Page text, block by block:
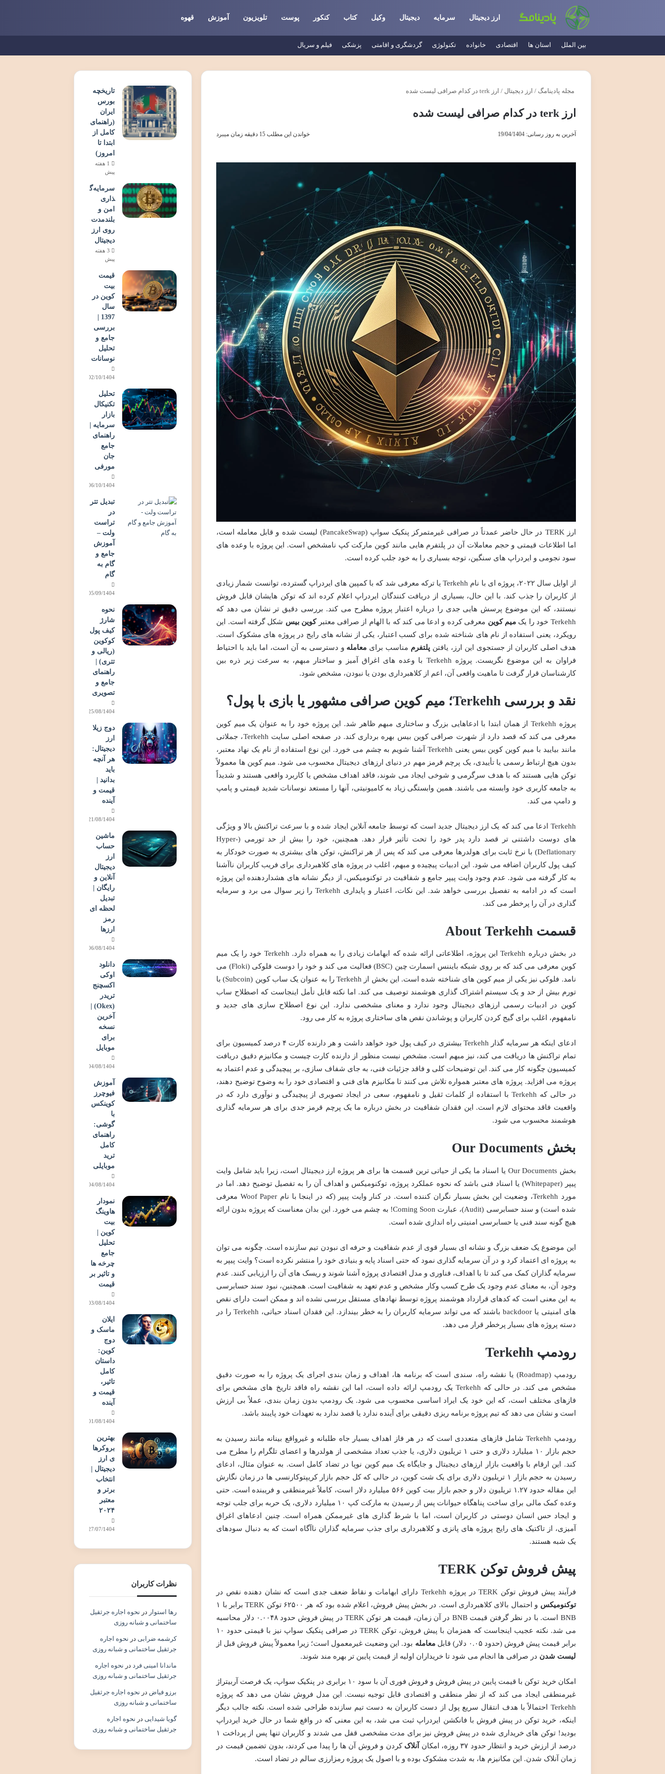
ارز دیجیتال سرمایه دیجیتال وکیل کتاب کنکور پوست تلویزیون آموزش قهوه
بین الملل استان ها اقتصادی خانواده تکنولوژی گردشگری و اقامتی پزشکی فیلم و سریال
مجله پادینامگ / ارز دیجیتال / ارز terk در کدام صرافی لیست شده
ارز terk در کدام صرافی لیست شده
آخرین به روز رسانی: 19/04/1404 خواندن این مطلب 15 دقیقه زمان میبرد
ارز TERK در حال حاضر عمدتاً در صرافی غیرمتمرکز پنکیک سواپ (PancakeSwap) لیست شده و قابل معامله است،
اما اطلاعات قیمتی و حجم معاملات آن در پلتفرم هایی مانند کوین مارکت کپ نامشخص است. این پروژه با وعده های
سود نجومی و ایردراپ های سنگین، توجه بسیاری را به خود جلب کرده است.
از اوایل سال ۲۰۲۲، پروژه ای با نام Terkehh یا ترکه معرفی شد که با کمپین های ایردراپ گسترده، توانست شمار زیادی
از کاربران را جذب کند. با این حال، بسیاری از دریافت کنندگان ایردراپ اعلام کرده اند که توکن هایشان قابل فروش
نیستند، که این موضوع پرسش هایی جدی را درباره اعتبار پروژه مطرح می کند. بررسی دقیق تر نشان می دهد که
Terkehh خود را یک
میم کوین معرفی کرده و ادعا می کند که با الهام از صرافی معتبرکوین بیس شکل گرفته است. این
رویکرد، یعنی استفاده از نام های شناخته شده برای کسب اعتبار، یکی از نشانه های رایج در پروژه های مشکوک است.
هدف اصلی کاربران از جستجوی این ارز، یافتن پلتفرم مناسب برای معامله و دسترسی به آن است، اما باید با احتیاط
فراوان به این موضوع نگریست. پروژه Terkehh با وعده های اغراق آمیز و ساختار مبهم، به سرعت زیر ذره بین
کارشناسان قرار گرفت تا ماهیت واقعی آن، اعم از کلاهبرداری بودن یا نبودن، مشخص شود.
نقد و بررسی Terkehh؛ میم کوین صرافی مشهور یا بازی با پول؟
پروژه Terkehh از همان ابتدا با ادعاهایی بزرگ و ساختاری مبهم ظاهر شد. این پروژه خود را به عنوان یک میم کوین
معرفی می کند که قصد دارد از شهرت صرافی کوین بیس بهره برداری کند. در صفحه اصلی سایت Terkehh، جملاتی
مانند بیایید با میم کوین کوین بیس یعنی Terkehh آشنا شویم به چشم می خورد. این نوع استفاده از نام یک نهاد معتبر،
بدون هیچ ارتباط رسمی یا تأییدی، یک پرچم قرمز مهم در دنیای ارزهای دیجیتال محسوب می شود. میم کوین ها معمولاً
توکن هایی هستند که با هدف سرگرمی و شوخی ایجاد می شوند، فاقد اهداف مشخص یا کاربرد واقعی هستند و شدیداً
به جامعه کاربری خود وابسته می باشند. همین وابستگی زیاد به کامیونیتی، آنها را مستعد نوسانات شدید قیمتی و پامپ
و دامپ می کند.
Terkehh ادعا می کند که یک ارز دیجیتال جدید است که توسط جامعه آنلاین ایجاد شده و با سرعت تراکنش بالا و ویژگی
های دوست داشتنی تر قصد دارد پدر خود را تحت تأثیر قرار دهد. همچنین، خود را بیش از حد تورمی (Hyper-
Deflationary) با نرخ ثابت برای هولدرها معرفی می کند که پس از هر تراکنش، توکن های بیشتری به صورت خودکار به
کیف پول کاربران اضافه می شود. این ادبیات پیچیده و مبهم، اغلب در پروژه های کلاهبرداری برای فریب کاربران ناآشنا
به کار گرفته می شود. عدم وجود وایت پیپر جامع و شفافیت در توکنومیکس، از دیگر نشانه های هشداردهنده این پروژه
است که در ادامه به تفصیل بررسی خواهد شد. این نکات، اعتبار و پایداری Terkehh را زیر سوال می برد و سرمایه
گذاری در آن را پرخطر می کند.
قسمت About Terkehh
در بخش درباره Terkehh این پروژه، اطلاعاتی ارائه شده که ابهامات زیادی را به همراه دارد. Terkehh خود را یک میم
کوین معرفی می کند که بر روی شبکه بایننس اسمارت چین (BSC) فعالیت می کند و خود را دوست فلوکی (Floki) می
نامد. فلوکی نیز یکی از میم کوین های شناخته شده است. این بخش از Terkehh را به عنوان یک ساب کوین (Subcoin) با
تورم بیش از حد و یک سیستم اشتراک گذاری هوشمند توصیف می کند. اما نکته قابل تأمل اینجاست که اصطلاح ساب
کوین در ادبیات رسمی ارزهای دیجیتال وجود ندارد و معنای مشخصی ندارد. این نوع اصطلاح سازی های جدید و
نامفهوم، اغلب برای گیج کردن کاربران و پوشاندن نقص های ساختاری پروژه به کار می رود.
ادعای اینکه هر سرمایه گذار Terkehh بیشتری در کیف پول خود خواهد داشت و هر دارنده کارت ۴ درصد کمیسیون برای
تمام تراکنش ها دریافت می کند، نیز مبهم است. مشخص نیست منظور از دارنده کارت چیست و مکانیزم دقیق دریافت
کمیسیون چگونه کار می کند. این توضیحات کلی و فاقد جزئیات فنی، به جای شفاف سازی، بر پیچیدگی و عدم اعتماد به
پروژه می افزاید. پروژه های معتبر همواره تلاش می کنند تا مکانیزم های فنی و اقتصادی خود را به وضوح توضیح دهند،
در حالی که Terkehh با استفاده از کلمات ثقیل و نامفهوم، سعی در ایجاد تصویری از پیچیدگی و نوآوری دارد که در
واقعیت فاقد محتوای لازم است. این فقدان شفافیت در بخش درباره ما یک پرچم قرمز جدی برای هر سرمایه گذاری
هوشمند محسوب می شود.
بخش Our Documents
بخش Our Documents یا اسناد ما یکی از حیاتی ترین قسمت ها برای هر پروژه ارز دیجیتال است، زیرا باید شامل وایت
پیپر (Whitepaper) یا اسناد فنی باشد که نحوه عملکرد پروژه، توکنومیکس و اهداف آن را به تفصیل توضیح دهد. اما در
مورد Terkehh، وضعیت این بخش بسیار نگران کننده است. در کنار وایت پیپر (که در اینجا با نام Woof Paper معرفی
شده است) و سند حسابرسی (Audit)، عبارت Coming Soon! به چشم می خورد. این بدان معناست که پروژه بدون ارائه
هیچ گونه سند فنی یا حسابرسی امنیتی راه اندازی شده است.
این موضوع یک ضعف بزرگ و نشانه ای بسیار قوی از عدم شفافیت و حرفه ای نبودن تیم سازنده است. چگونه می توان
به پروژه ای اعتماد کرد و در آن سرمایه گذاری نمود که حتی اسناد پایه و بنیادی خود را منتشر نکرده است؟ وایت پیپر به
سرمایه گذاران کمک می کند تا با اهداف، فناوری و مدل اقتصادی پروژه آشنا شوند و ریسک های آن را ارزیابی کنند. عدم
وجود آن، به معنای عدم وجود یک طرح کسب وکار مشخص و عدم تعهد به شفافیت است. همچنین، نبود سند حسابرسی
به این معنی است که کدهای قرارداد هوشمند پروژه توسط نهادهای مستقل بررسی نشده اند و ممکن است دارای نقص
های امنیتی یا backdoor باشند که می تواند سرمایه کاربران را به خطر بیندازد. این فقدان اسناد حیاتی، Terkehh را در
دسته پروژه های بسیار پرخطر قرار می دهد.
رودمپ Terkehh
رودمپ (Roadmap) یا نقشه راه، سندی است که برنامه ها، اهداف و زمان بندی اجرای یک پروژه را به صورت دقیق
مشخص می کند. در حالی که Terkehh یک رودمپ ارائه داده است، اما این نقشه راه فاقد تاریخ های مشخص برای
فازهای مختلف است، که این خود یک ایراد اساسی محسوب می شود. یک رودمپ بدون زمان بندی، عملاً بی ارزش
است و نشان می دهد که تیم پروژه برنامه ریزی دقیقی برای آینده ندارد یا قصد ندارد به تعهدات خود پایبند باشد.
رودمپ Terkehh شامل فازهای متعددی است که در هر فاز اهداف بسیار جاه طلبانه و غیرواقع بینانه مانند رسیدن به
حجم بازار ۱۰ میلیارد دلاری و حتی ۱ تریلیون دلاری، یا جذب تعداد مشخصی از هولدرها و اعضای تلگرام را مطرح می
کند. این ارقام با واقعیت بازار ارزهای دیجیتال و جایگاه یک میم کوین نوپا در تضاد کامل است. به عنوان مثال، ادعای
رسیدن به حجم بازار ۱ تریلیون دلاری برای یک شت کوین، در حالی که کل حجم بازار کریپتوکارنسی ها در زمان نگارش
این مقاله حدود ۱.۲۷ تریلیون دلار و حجم بازار بیت کوین ۵۶۶ میلیارد دلار است، کاملاً غیرمنطقی و فریبنده است. حتی
وعده کمک مالی برای ساخت پناهگاه حیوانات پس از رسیدن به مارکت کپ ۱۰ میلیارد دلاری، یک حربه برای جلب توجه
و ایجاد حس انسان دوستی در کاربران است، اما با شرط گذاری های غیرممکن همراه است. چنین ادعاهای اغراق
آمیزی، از تاکتیک های رایج پروژه های پانزی و کلاهبرداری برای جذب سرمایه گذاران ناآگاه است که به دنبال سودهای
یک شبه هستند.
پیش فروش توکن TERK
فرآیند پیش فروش توکن TERK در پروژه Terkehh دارای ابهامات و نقاط ضعف جدی است که نشان دهنده نقص در
توکنومیکس
و احتمال بالای کلاهبرداری است. در بخش پیش فروش، اعلام شده بود که هر ۶۲۵۰۰ توکن TERK برابر با ۱
BNB است. با در نظر گرفتن قیمت BNB در آن زمان، قیمت هر توکن TERK در پیش فروش حدود ۰.۰۰۴۸ دلار محاسبه
می شد. نکته عجیب اینجاست که همزمان با پیش فروش، توکن TERK در صرافی پنکیک سواپ نیز با قیمتی حدود ۱۰
برابر قیمت پیش فروش (حدود ۰.۰۵ دلار) قابل
معامله بود. این وضعیت غیرمعمول است؛ زیرا معمولاً پیش فروش قبل از
لیست شدن در صرافی ها انجام می شود تا خریداران اولیه از قیمت پایین تر بهره مند شوند.
امکان خرید توکن با قیمت پایین در پیش فروش و فروش فوری آن با سود ۱۰ برابری در پنکیک سواپ، یک فرصت آربیتراژ
غیرمنطقی ایجاد می کند که از نظر منطقی و اقتصادی قابل توجیه نیست. این مدل فروش نشان می دهد که پروژه
Terkehh احتمالاً با هدف انتقال سریع پول از دست کاربران به دست تیم سازنده طراحی شده است. نکته جالب دیگر
اینکه، خرید توکن در پیش فروش با فانکشن ایردراپ ثبت می شد، به این معنی که در واقع شما در حال خرید ایردراپ
بودید! توکن های خریداری شده در پیش فروش نیز برای مدت مشخصی قفل می شدند و کاربران تنها پس از پرداخت ۱
درصد از ارزش خرید و انتظار حدود ۳۷ روزه، امکان
آنلاک کردن و فروش آن ها را پیدا می کردند، بدون تضمین قیمت در
زمان آنلاک شدن. این مکانیزم ها، به شدت مشکوک بوده و با اصول یک پروژه رمزارزی سالم در تضاد است.
تاریخچه
بورس
ایران
(راهنمای
کامل از
ابتدا تا
امروز)
1 هفته
پیش
سرمایه‌گ
ذاری
امن و
بلندمدت
روی ارز
دیجیتال
3 هفته
پیش
قیمت
بیت
کوین در
سال
بررسی
جامع و
تحلیل
نوسانات
02/10/1404
تحلیل
تکنیکال
بازار
سرمایه |
راهنمای
جامع
جان
مورفی
06/10/1404
تبدیل تتر
در
تراست
ولت –
آموزش
جامع و
گام به
گام
05/09/1404
نحوه
شارژ
کیف پول
کوکوین
(ریالی و
تتری) |
راهنمای
جامع و
تصویری
25/08/1404
دوج زیلا
ارز
دیجیتال:
هر آنچه
باید
بدانید |
قیمت و
آینده
21/08/1404
ماشین
حساب
ارز
دیجیتال
آنلاین و
رایگان |
تبدیل
لحظه ای
رمز
ارزها
06/08/1404
دانلود
اوکی
اکسچنج
تریدر
(Okex) |
آخرین
نسخه
برای
موبایل
04/08/1404
آموزش
فیوچرز
کوینکس
با
گوشی:
راهنمای
کامل
ترید
موبایلی
04/08/1404
نمودار
هاوینگ
بیت
کوین |
تحلیل
جامع
چرخه ها
و تاثیر بر
قیمت
03/08/1404
ایلان
ماسک و
دوج
کوین:
داستان
کامل
تاثیر،
قیمت و
آینده
01/08/1404
بهترین
بروکرها
ی ارز
دیجیتال |
انتخاب
برتر و
معتبر
۲۰۲۴
27/07/1404
نظرات کاربران
رها استوار در نحوه اجاره جرثقیل
ساختمانی و شبانه روزی
کرشمه ضرابی در نحوه اجاره
جرثقیل ساختمانی و شبانه روزی
ماندانا امینی فرددر نحوه اجاره
جرثقیل ساختمانی و شبانه روزی
برزو فیاض در نحوه اجاره جرثقیل
ساختمانی و شبانه روزی
گویا شیدایی در نحوه اجاره
جرثقیل ساختمانی و شبانه روزی